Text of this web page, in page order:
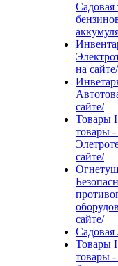
Садовая
на сайте/
сайте/
Товары
товары
сайте/
сайте/
Садовая
Товары
товары